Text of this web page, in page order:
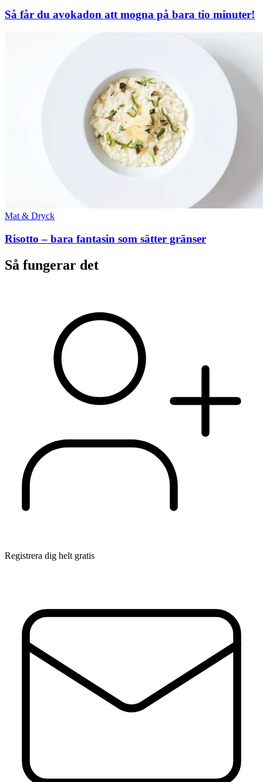
Så får du avokadon att mogna på bara tio minuter!
Mat & Dryck
Risotto – bara fantasin som sätter gränser
Så fungerar det
Registrera dig helt gratis